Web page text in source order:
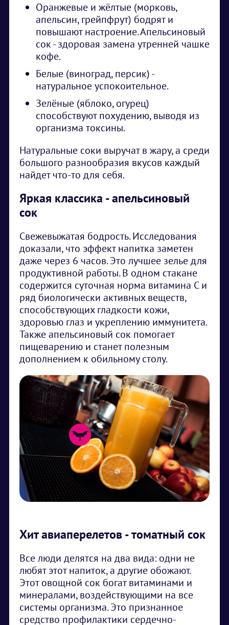
Оранжевые и жёлтые (морковь,
апельсин, грейпфрут) бодрят и
повышают настроение. Апельсиновый
сок - здоровая замена утренней чашке
кофе.
Белые (виноград, персик) -
натуральное успокоительное.
Зелёные (яблоко, огурец)
способствуют похудению, выводя из
организма токсины.
Натуральные соки выручат в жару, а среди
большого разнообразия вкусов каждый
найдет что-то для себя.
Яркая классика - апельсиновый
сок
Свежевыжатая бодрость. Исследования
доказали, что эффект напитка заметен
даже через 6 часов. Это лучшее зелье для
продуктивной работы. В одном стакане
содержится суточная норма витамина C и
ряд биологически активных веществ,
способствующих гладкости кожи,
здоровью глаз и укреплению иммунитета.
Также апельсиновый сок помогает
пищеварению и станет полезным
дополнением к обильному столу.
Хит авиаперелетов - томатный сок
Все люди делятся на два вида: одни не
любят этот напиток, а другие обожают.
Этот овощной сок богат витаминами и
минералами, воздействующими на все
системы организма. Это признанное
средство профилактики сердечно-